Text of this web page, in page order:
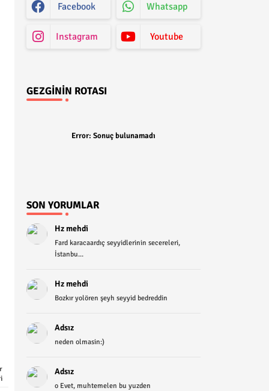
Facebook Whatsapp
Instagram Youtube
GEZGININ ROTASI
Error: Sonuç bulunamadı
SON YORUMLAR
Hz mehdi
Fard karacaardıç seyyidlerinin secereleri,
İstanbu...
Hz mehdi
Bozkır yolören şeyh seyyid bedreddin
Adsız
neden olmasin:)
Adsız
o Evet, muhtemelen bu yuzden